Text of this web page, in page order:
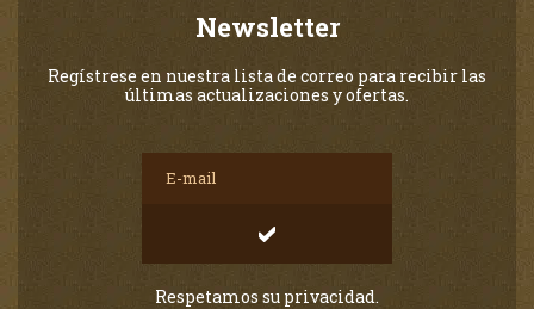
Newsletter
Regístrese en nuestra lista de correo para recibir las
últimas actualizaciones y ofertas.
Respetamos su privacidad.